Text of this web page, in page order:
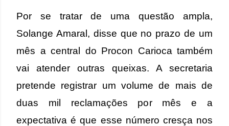
Por se tratar de uma questão ampla,
Solange Amaral, disse que no prazo de um
mês a central do Procon Carioca também
vai atender outras queixas. A secretaria
pretende registrar um volume de mais de
duas mil reclamações por mês e a
expectativa é que esse número cresça nos